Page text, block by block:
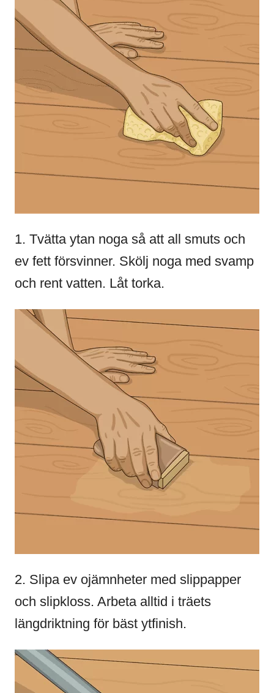
1. Tvätta ytan noga så att all smuts och
ev fett försvinner. Skölj noga med svamp
och rent vatten. Låt torka.
2. Slipa ev ojämnheter med slippapper
och slipkloss. Arbeta alltid i träets
längdriktning för bäst ytfinish.